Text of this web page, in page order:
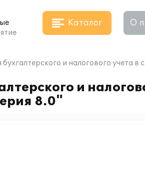
Каталог О
и налогового учета
и
8.0"